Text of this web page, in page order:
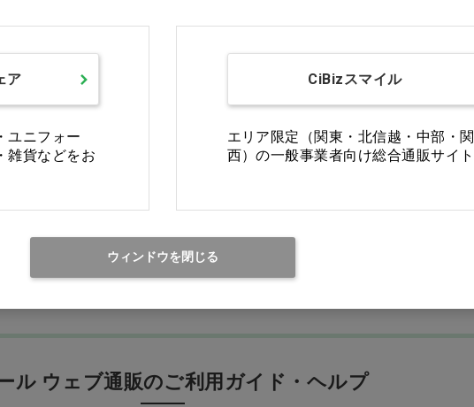
ル ウェブ通販のご利用ガイド・ヘルプ
ア
ユニフォー
雑貨などをお
CiBizスマイル
エリア限定（関東・北信越・中部・関
西）の一般事業者向け総合通販サイト
ウィンドウを閉じる